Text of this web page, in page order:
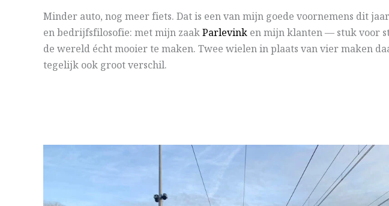
Minder auto, nog meer fiets. Dat is een van mijn goede voornemens dit
en bedrijfsfilosofie: met mijn zaakParlevink en mijn klanten — stuk voor
de wereld écht mooier te maken. Twee wielen in plaats van vier maken
tegelijk ook groot verschil.